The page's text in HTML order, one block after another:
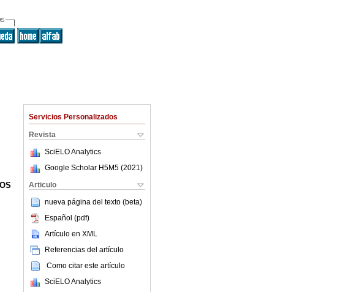
Servicios Personalizados
Revista
SciELO Analytics
Google Scholar H5M5 (2021 )
Articulo
nueva página del texto (beta)
Español (pdf)
Artículo en XML
Referencias del artículo
Como citar este artículo
SciELO Analytics